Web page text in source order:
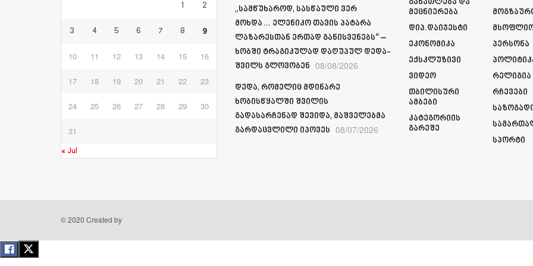
1 2
3 4 5 6 7 8 9
10 11 12 13 14 15 16
17 18 19 20 21 22 23
24 25 26 27 28 29 30
31
« Jul
„სამწუხაროდ, სასწაული ვერ
მოხდა… ელენიკო თავის პატარა
ლაზარესთან ერთად განისვენებს“ –
ხობში ტრაგიკულად დაღუპულ დედა-
შვილს გლოვობენ 08/08/2026
დედა, რომელიც მდინარე
ხობისწყალში შვილის
გადასარჩენად შევიდა, მაშველებმა
გარდაცვლილი იპოვეს 08/07/2026
Მეცნიერება
Დიპ.დაიჯესტი
Ეკონომიკა
Ექსკლუზივი
Ვიდეო
Თბილისური
Ამბები
Კატეგორიის
Გარეშე
Პერსონა
Რელიგია
Რჩევები
Სპორტი
© 2020 Created by